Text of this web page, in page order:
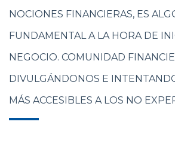
NOCIONES FINANCIERAS, ES
FUNDAMENTAL A LA HORA DE
NEGOCIO. COMUNIDAD
DIVULGÁNDONOS E
MÁS ACCESIBLES A LOS NO